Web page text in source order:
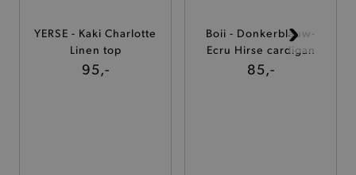
YERSE - Kaki Charlotte
Linen top
95,-
Boii - Donkerblauw-
Ecru Hirse cardigan
85,-
ANALYTISCHE
TARGETING